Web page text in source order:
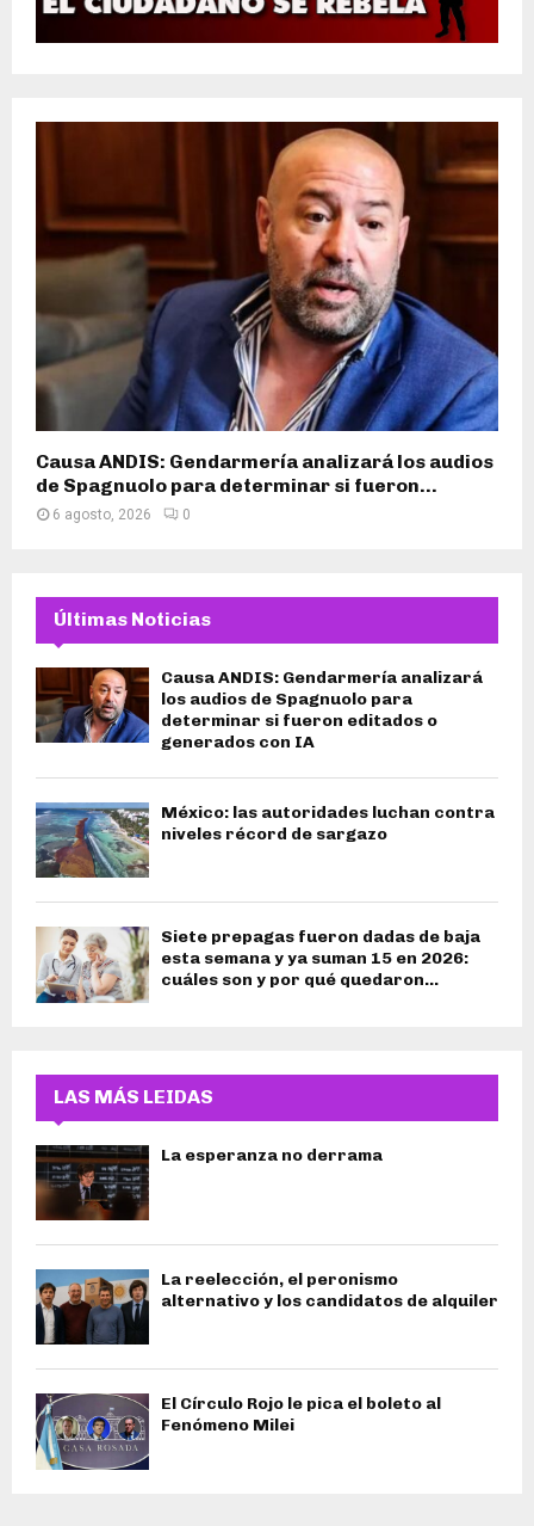
Causa ANDIS: Gendarmería analizará los audios
de Spagnuolo para determinar si fueron...
6 agosto, 2026 0
Últimas Noticias
Causa ANDIS: Gendarmería analizará
los audios de Spagnuolo para
determinar si fueron editados o
generados con IA
México: las autoridades luchan contra
niveles récord de sargazo
Siete prepagas fueron dadas de baja
esta semana y ya suman 15 en 2026:
cuáles son y por qué quedaron...
LAS MÁS LEIDAS
La esperanza no derrama
La reelección, el peronismo
alternativo y los candidatos de alquiler
El Círculo Rojo le pica el boleto al
Fenómeno Milei